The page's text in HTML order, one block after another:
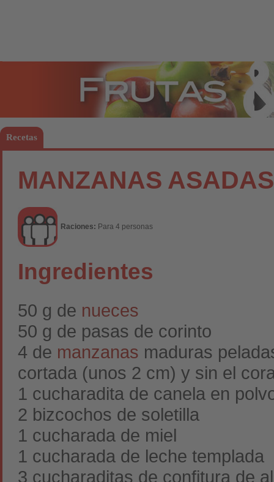
Recetas
MANZANAS ASADAS
Raciones: Para 4 personas
Ingredientes
50 g de nueces
50 g de pasas de corinto
4 de manzanas maduras
cortada (unos 2 cm) y sin el
1 cucharadita de canela en
2 bizcochos de soletilla
1 cucharada de miel
1 cucharada de leche templada
3 cucharaditas de confitura de